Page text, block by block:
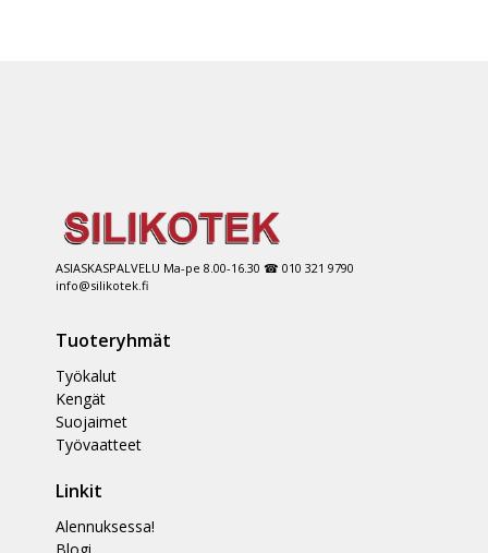
ASIASKASPALVELU Ma-pe 8.00-16.30 ☎ 010 321 9790
info@silikotek.fi
Tuoteryhmät
Työkalut
Kengät
Suojaimet
Työvaatteet
Linkit
Alennuksessa!
Blogi